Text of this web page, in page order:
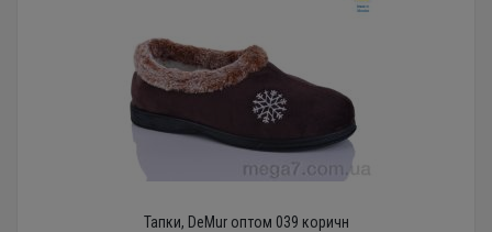
Тапки, DeMur оптом 039 коричн